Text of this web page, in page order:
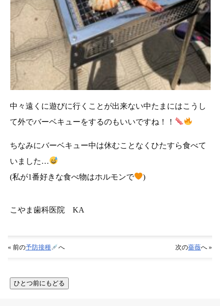
中々遠くに遊びに行くことが出来ない中たまにはこうし
て外でバーベキューをするのもいいですね！！
ちなみにバーベキュー中は休むことなくひたすら食べて
いました…
(私が1番好きな食べ物はホルモンで
)
こやま歯科医院 KA
« 前の予防接種 へ 次の薔薇へ »